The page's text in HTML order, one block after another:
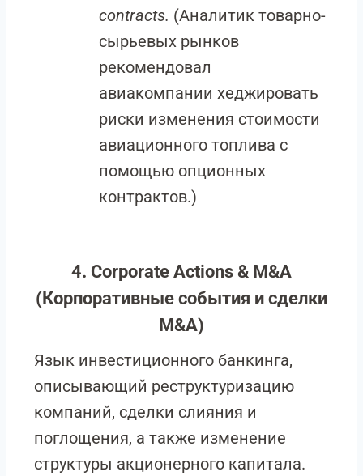
contracts. (Аналитик товарно-
сырьевых рынков
рекомендовал
авиакомпании хеджировать
риски изменения стоимости
авиационного топлива с
помощью опционных
контрактов.)
4. Corporate Actions & M&A
(Корпоративные события и сделки
M&A)
Язык инвестиционного банкинга,
описывающий реструктуризацию
компаний, сделки слияния и
поглощения, а также изменение
структуры акционерного капитала.